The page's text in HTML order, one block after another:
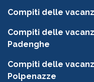
Compiti delle
Compiti delle
Padenghe
Compiti delle
Polpenazze